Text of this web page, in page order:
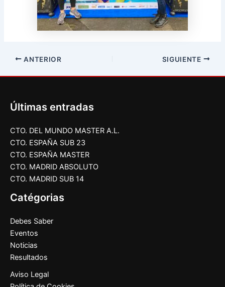
ANTERIOR SIGUIENTE
Últimas entradas
CTO. DEL MUNDO MASTER A.L.
CTO. ESPAÑA SUB 23
CTO. ESPAÑA MASTER
CTO. MADRID ABSOLUTO
CTO. MADRID SUB 14
Catégorias
Debes Saber
Eventos
Noticias
Resultados
Aviso Legal